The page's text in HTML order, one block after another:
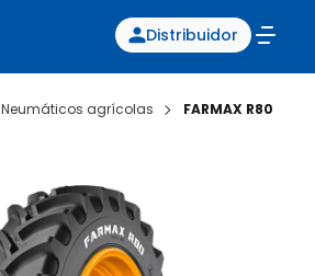
Distribuidor
Neumáticos agrícolas FARMAX R80